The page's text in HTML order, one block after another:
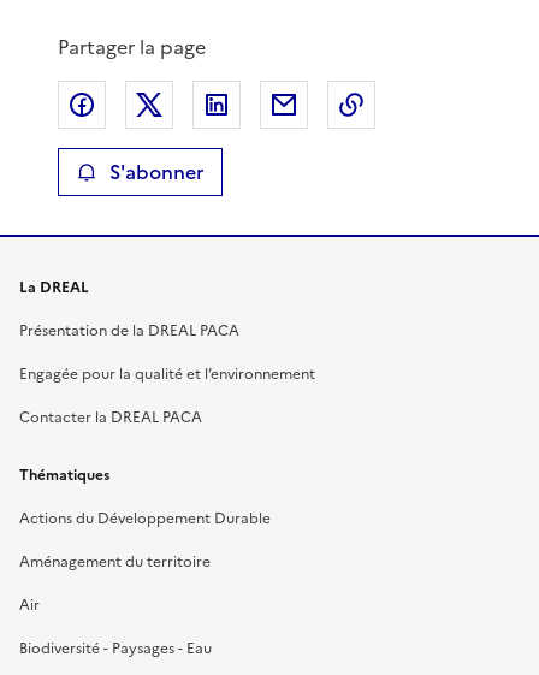
Partager la page
Partager sur Facebook
Partager sur XPartager sur LinkedIn
Partager par email
S'abonner
La DREAL
Présentation de la DREAL PACA
Engagée pour la qualité et l’environnement
Contacter la DREAL PACA
Thématiques
Actions du Développement Durable
Aménagement du territoire
Air
Biodiversité - Paysages - Eau